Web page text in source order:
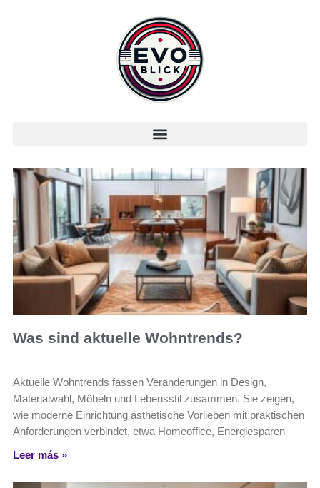
Was sind aktuelle Wohntrends?
Aktuelle Wohntrends fassen Veränderungen in Design,
Materialwahl, Möbeln und Lebensstil zusammen. Sie zeigen,
wie moderne Einrichtung ästhetische Vorlieben mit praktischen
Anforderungen verbindet, etwa Homeoffice, Energiesparen
Leer más »